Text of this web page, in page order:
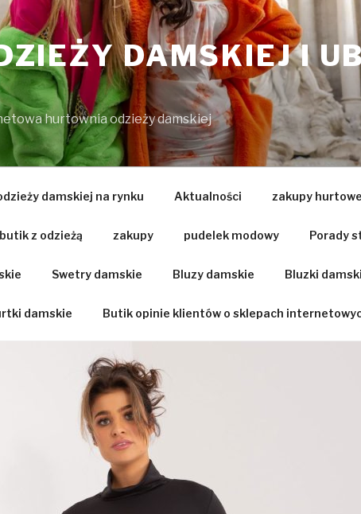
DAMSKIEJ I
hurtownia odzieży damskiej
damskiej na rynku Aktualności zakupy hurtowe
z odzieżą zakupy pudelek modowy Porady
Swetry damskie Bluzy damskie Bluzki
damskie Butik opinie klientów o sklepach